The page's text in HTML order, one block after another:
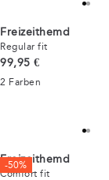
Freizeithemd
Regular fit
Preis
99,95 €
2 Farben
-50%
Freizeithemd
Comfort fit